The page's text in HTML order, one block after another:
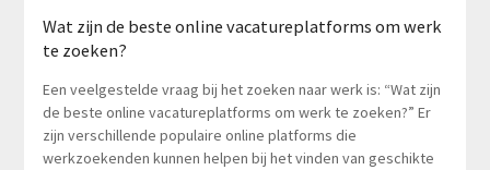
Wat zijn de beste online vacatureplatforms om werk
te zoeken?
Een veelgestelde vraag bij het zoeken naar werk is: “Wat zijn
de beste online vacatureplatforms om werk te zoeken?” Er
zijn verschillende populaire online platforms die
werkzoekenden kunnen helpen bij het vinden van geschikte